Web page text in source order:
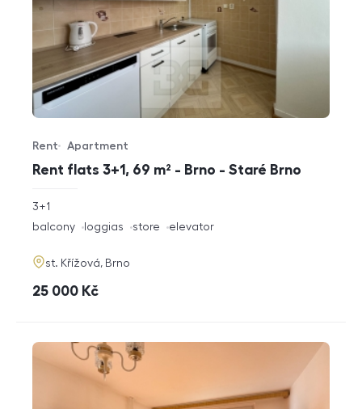
Rent flats 3+1, 69 m² - Brno - Staré Brno
Offer type
Rent
Property type
Apartment
rozměry
3+1
funkce
balcony loggias store elevator
adresa
st. Křížová, Brno
cena
25 000 Kč